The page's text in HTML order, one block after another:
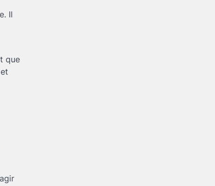
Il
que